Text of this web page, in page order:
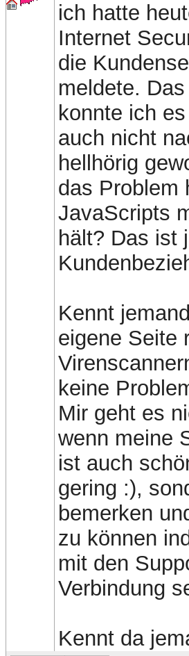
ich hatte
Internet
die
meldete.
konnte ich
auch nicht
hellhörig
das Problem
JavaScripts
hält? Das ist
Kennt
eigene Seite
keine
Mir geht es
wenn meine
ist auch
gering :),
bemerken
zu können
mit den
Verbindung
Kennt da